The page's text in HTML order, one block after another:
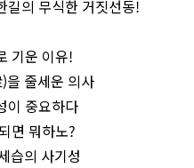
길의 무식한 거짓선동!
기운 이유!
을 줄세운 의사
이 중요하다
면 뭐하노?
습의 사기성